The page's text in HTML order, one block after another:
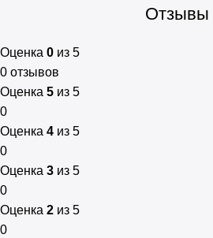
Отзывы
Оценка 0 из 5
0 отзывов
Оценка 5 из 5
0
Оценка 4 из 5
0
Оценка 3 из 5
0
Оценка 2 из 5
0